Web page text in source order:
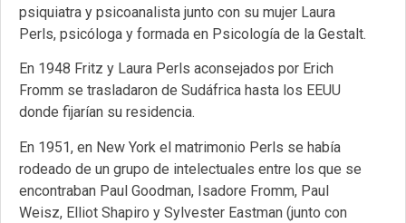
psiquiatra y psicoanalista junto con su mujer Laura
Perls, psicóloga y formada en Psicología de la Gestalt.
En 1948 Fritz y Laura Perls aconsejados por Erich
Fromm se trasladaron de Sudáfrica hasta los EEUU
donde fijarían su residencia.
En 1951, en New York el matrimonio Perls se había
rodeado de un grupo de intelectuales entre los que se
encontraban Paul Goodman, Isadore Fromm, Paul
Weisz, Elliot Shapiro y Sylvester Eastman (junto con